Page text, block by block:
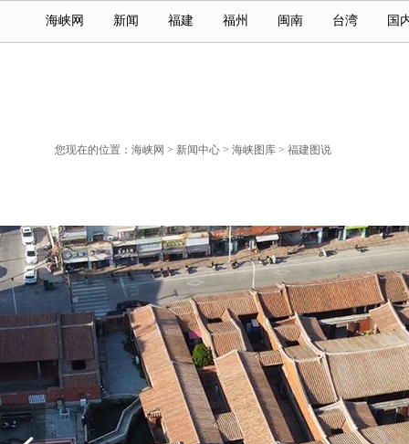
海峡网 新闻 福建 福州 闽南 台湾 国
您现在的位置： 海峡网 > 新闻中心 > 海峡图库 > 福建图说